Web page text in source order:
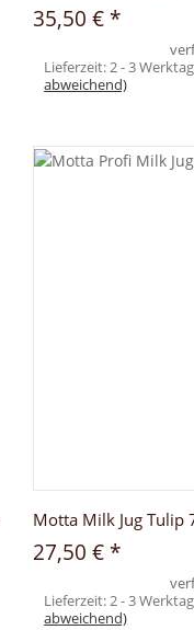
35,50 € *
Lieferzeit:2 - 3
abweichend)
Motta Milk Jug Tulip
27,50 € *
Lieferzeit:2 - 3
abweichend)